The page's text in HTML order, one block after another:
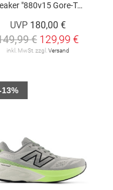
"880v15 Gore-Tex®"
UVP 180,00 €
€ 129,99 €
inkl. MwSt. zzgl. Versand
13%